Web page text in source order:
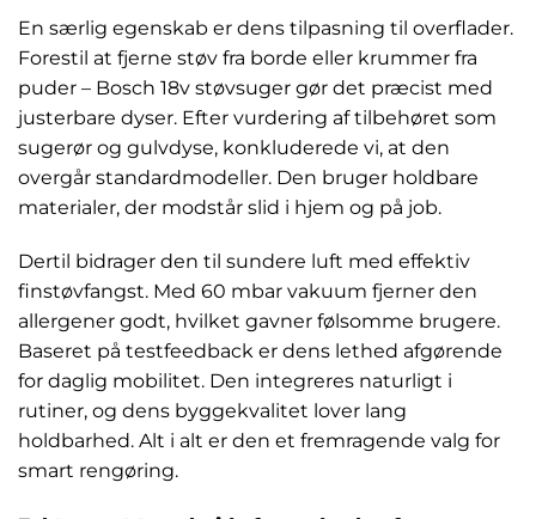
En særlig egenskab er dens tilpasning til overflader.
Forestil at fjerne støv fra borde eller krummer fra
puder – Bosch 18v støvsuger gør det præcist med
justerbare dyser. Efter vurdering af tilbehøret som
sugerør og gulvdyse, konkluderede vi, at den
overgår standardmodeller. Den bruger holdbare
materialer, der modstår slid i hjem og på job.
Dertil bidrager den til sundere luft med effektiv
finstøvfangst. Med 60 mbar vakuum fjerner den
allergener godt, hvilket gavner følsomme brugere.
Baseret på testfeedback er dens lethed afgørende
for daglig mobilitet. Den integreres naturligt i
rutiner, og dens byggekvalitet lover lang
holdbarhed. Alt i alt er den et fremragende valg for
smart rengøring.